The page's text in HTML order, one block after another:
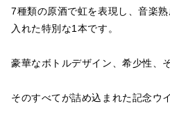
7種類の原酒で虹を表現し、音楽
入れた特別な1本です。
豪華なボトルデザイン、希少性、
そのすべてが詰め込まれた記念ウ